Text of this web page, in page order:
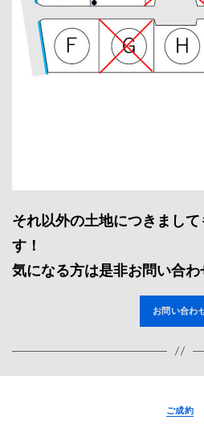
それ以外の土地につきまし
す！
気になる方は是非お問い合わ
お問い合わ
ご成約